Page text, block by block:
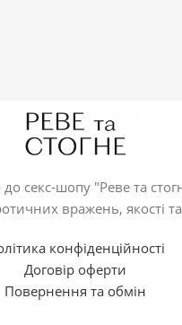
секс-шопу "Реве та
вражень, якості
конфіденційності
Договір оферти
Повернення та обмін